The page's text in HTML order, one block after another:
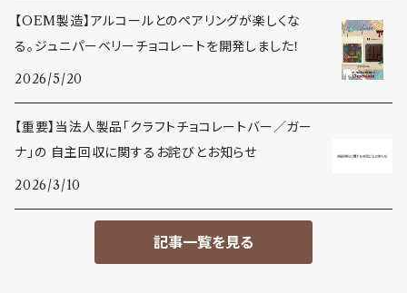
【OEM製造】アルコールとのペアリングが楽しくな
る。ジュニパーベリーチョコレートを開発しました！
2026/5/20
【重要】当法人製品「クラフトチョコレートバー／ガー
ナ」の 自主回収に関するお詫びとお知らせ
2026/3/10
記事一覧を見る